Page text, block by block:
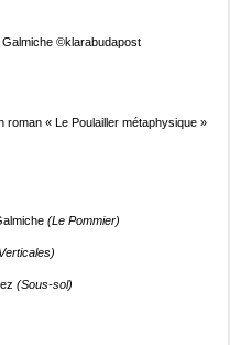
Galmiche ©klarabudapost
« Le Poulailler métaphysique »
(Le Pommier)
(Sous-sol)